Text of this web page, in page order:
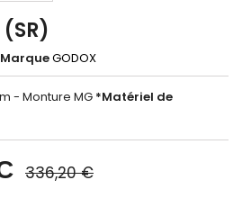
MarqueGODOX
- Monture MG *Matériel de
336,20 €